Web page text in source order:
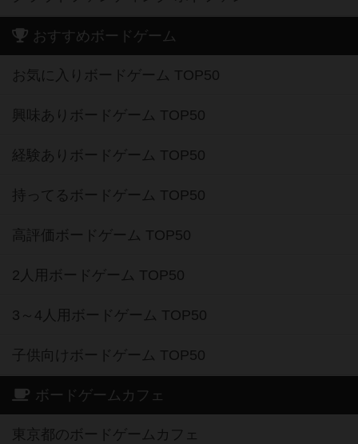
おすすめボードゲーム
お気に入りボードゲーム TOP50
興味ありボードゲーム TOP50
経験ありボードゲーム TOP50
持ってるボードゲーム TOP50
高評価ボードゲーム TOP50
2人用ボードゲーム TOP50
3～4人用ボードゲーム TOP50
子供向けボードゲーム TOP50
ボードゲームカフェ
東京都のボードゲームカフェ